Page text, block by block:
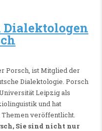
Porsch, ist Mitglied der
Dialektologie. Porsch
Leipzig als
und hat
veröffentlicht.
Sie sind nicht nur